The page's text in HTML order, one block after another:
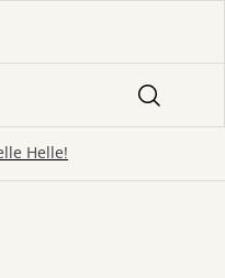
Helle!